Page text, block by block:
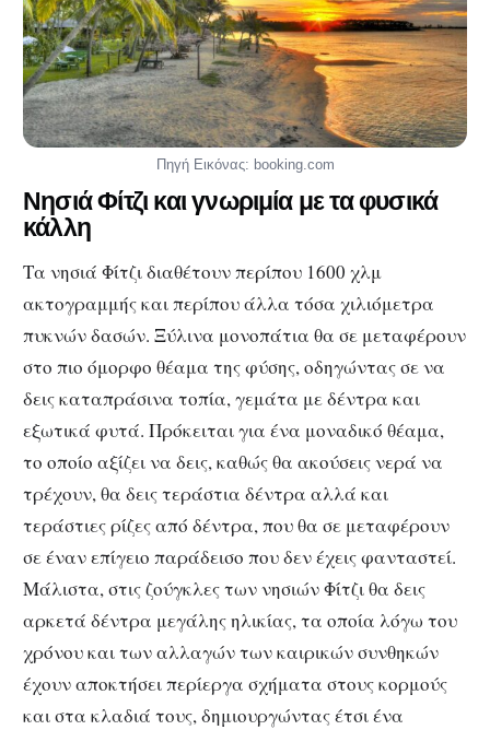
Πηγή Εικόνας: booking.com
Νησιά Φίτζι και γνωριμία με τα φυσικά
κάλλη
Τα νησιά Φίτζι διαθέτουν περίπου 1600 χλμ
ακτογραμμής και περίπου άλλα τόσα χιλιόμετρα
πυκνών δασών. Ξύλινα μονοπάτια θα σε μεταφέρουν
στο πιο όμορφο θέαμα της φύσης, οδηγώντας σε να
δεις καταπράσινα τοπία, γεμάτα με δέντρα και
εξωτικά φυτά. Πρόκειται για ένα μοναδικό θέαμα,
το οποίο αξίζει να δεις, καθώς θα ακούσεις νερά να
τρέχουν, θα δεις τεράστια δέντρα αλλά και
τεράστιες ρίζες από δέντρα, που θα σε μεταφέρουν
σε έναν επίγειο παράδεισο που δεν έχεις φανταστεί.
Μάλιστα, στις ζούγκλες των νησιών Φίτζι θα δεις
αρκετά δέντρα μεγάλης ηλικίας, τα οποία λόγω του
χρόνου και των αλλαγών των καιρικών συνθηκών
έχουν αποκτήσει περίεργα σχήματα στους κορμούς
και στα κλαδιά τους, δημιουργώντας έτσι ένα